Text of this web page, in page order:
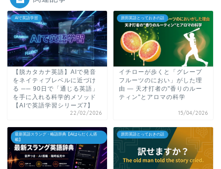
AIで英語学習
【脱カタカナ英語】AIで発音
をネイティブレベルに近づけ
る ── 90日で「通じる英語」
を手に入れる科学的メソッド
【AIで英語学習シリーズ7】
22/02/2026
原田英語とっておきの話
イチローが歩くと「グレープ
フルーツのにおい」がした理
由 ― 天才打者の"香りのルー
ティン"とアロマの科学
15/04/2026
最新英語スラング・略語辞典【AIはらだくん搭
載】
原田英語とっておきの話